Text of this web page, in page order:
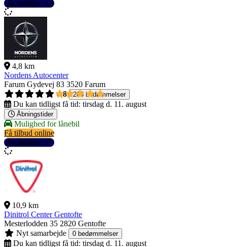
Se detaljer
4,8 km
Nordens Autocenter
Farum Gydevej 83 3520 Farum
4,8
288 bedømmelser
Du kan tidligst få tid: tirsdag d. 11. august
Åbningstider
Mulighed for lånebil
Få tilbud online
Se detaljer
10,9 km
Dinitrol Center Gentofte
Mesterlodden 35 2820 Gentofte
Nyt samarbejde
0 bedømmelser
Du kan tidligst få tid: tirsdag d. 11. august